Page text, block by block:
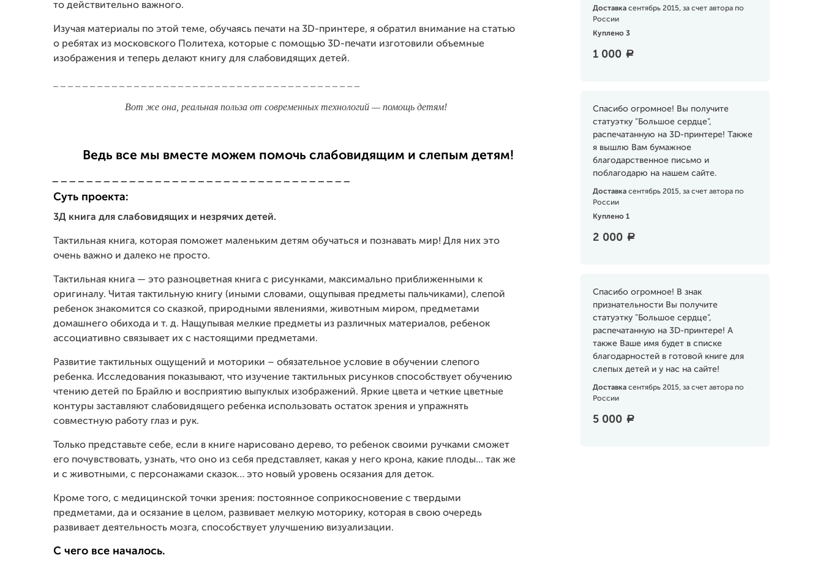
Доставка сентябрь 2015, за счет автора по
России
Куплено 3
1 000 a
Спасибо огромное! Вы получите
статуэтку "Большое сердце",
распечатанную на 3D-принтере! Также
я вышлю Вам бумажное
благодарственное письмо и
поблагодарю на нашем сайте.
Доставка сентябрь 2015, за счет автора по
России
Куплено 1
2 000 a
Спасибо огромное! В знак
признательности Вы получите
статуэтку "Большое сердце",
распечатанную на 3D-принтере! А
также Ваше имя будет в списке
благодарностей в готовой книге для
слепых детей и у нас на сайте!
Доставка сентябрь 2015, за счет автора по
России
5 000 a
то действительно важного.
Изучая материалы по этой теме, обучаясь печати на 3D-принтере, я обратил внимание на статью
о ребятах из московского Политеха, которые с помощью 3D-печати изготовили объемные
изображения и теперь делают книгу для слабовидящих детей.
Вот же она, реальная польза от современных технологий — помощь детям!
Ведь все мы вместе можем помочь слабовидящим и слепым детям!
Суть проекта:
3Д книга для слабовидящих и незрячих детей.
Тактильная книга, которая поможет маленьким детям обучаться и познавать мир! Для них это
очень важно и далеко не просто.
Тактильная книга — это разноцветная книга с рисунками, максимально приближенными к
оригиналу. Читая тактильную книгу (иными словами, ощупывая предметы пальчиками), слепой
ребенок знакомится со сказкой, природными явлениями, животным миром, предметами
домашнего обихода и т. д. Нащупывая мелкие предметы из различных материалов, ребенок
ассоциативно связывает их с настоящими предметами.
Развитие тактильных ощущений и моторики – обязательное условие в обучении слепого
ребенка. Исследования показывают, что изучение тактильных рисунков способствует обучению
чтению детей по Брайлю и восприятию выпуклых изображений. Яркие цвета и четкие цветные
контуры заставляют слабовидящего ребенка использовать остаток зрения и упражнять
совместную работу глаз и рук.
Только представьте себе, если в книге нарисовано дерево, то ребенок своими ручками сможет
его почувствовать, узнать, что оно из себя представляет, какая у него крона, какие плоды... так же
и с животными, с персонажами сказок… это новый уровень осязания для деток.
Кроме того, с медицинской точки зрения: постоянное соприкосновение с твердыми
предметами, да и осязание в целом, развивает мелкую моторику, которая в свою очередь
развивает деятельность мозга, способствует улучшению визуализации.
С чего все началось.